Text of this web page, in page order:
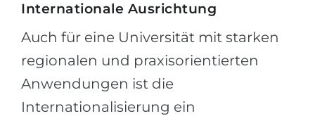
Internationale Ausrichtung
Auch für eine Universität mit starken
regionalen und praxisorientierten
Anwendungen ist die
Internationalisierung ein